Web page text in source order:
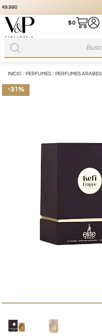
$0
INICIO / PERFUMES / PERFUMES ÁRABES
-31%